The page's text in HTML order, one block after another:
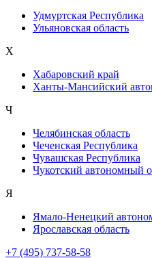
Удмуртская Республика
Ульяновская область
Х
Хабаровский край
Ханты-Мансийский
Ч
Челябинская область
Чеченская Республика
Чувашская Республика
Чукотский автономный
Я
Ямало-Ненецкий
Ярославская область
+7 (495) 737-58-58